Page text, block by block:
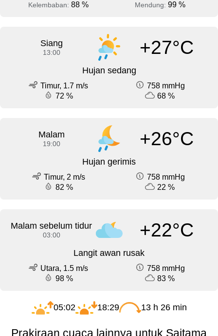
Kelembaban: 88 % Mendung: 99 %
Siang
13:00 +27°C
Hujan sedang
Timur, 1.7 m/s
758 mmHg
72 %
68 %
Malam
19:00 +26°C
Hujan gerimis
Timur, 2 m/s
758 mmHg
82 %
22 %
Malam sebelum tidur
03:00 +22°C
Langit awan rusak
Utara, 1.5 m/s
758 mmHg
98 %
83 %
05:02 18:29 13 h 26 min
Prakiraan cuaca lainnya untuk Saitama